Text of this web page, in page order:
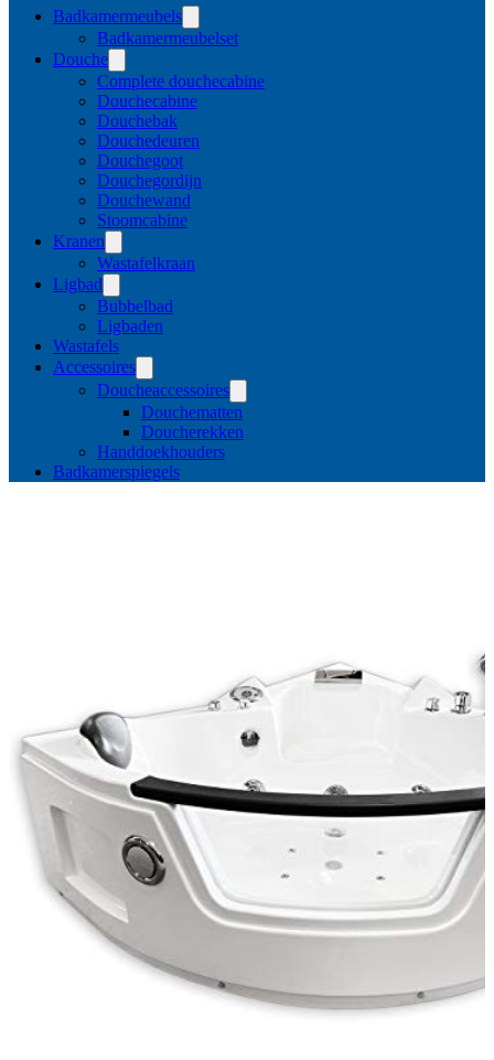
Badkamermeubels
Badkamermeubelset
Douche
Complete douchecabine
Douchecabine
Douchebak
Douchedeuren
Douchegoot
Douchegordijn
Douchewand
Stoomcabine
Kranen
Wastafelkraan
Ligbad
Bubbelbad
Ligbaden
Wastafels
Accessoires
Doucheaccessoires
Douchematten
Doucherekken
Handdoekhouders
Badkamerspiegels